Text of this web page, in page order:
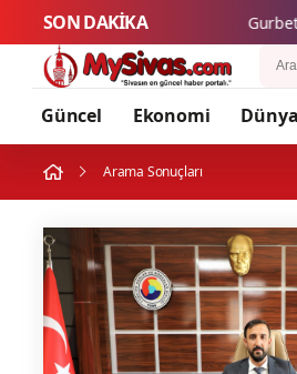
SON DAKİKA
Güncel Ekonomi Dünya
Arama Sonuçları